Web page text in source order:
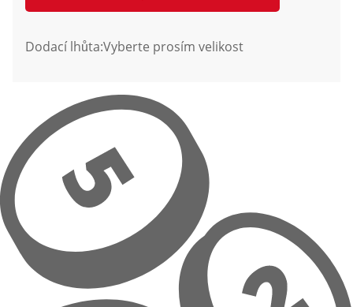
Dodací lhůta:Vyberte prosím velikost